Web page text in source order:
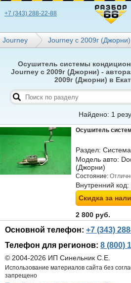
+7 (343) 288-22-88
Journey Journey с 2009г (Джорни)
Осушитель системы
Journey с 2009г (Джорни) -
2009г (Джорни) в
Найдено: 1
Осушитель
Раздел:
Модель авто:
(Джорни)
Состояние:
Внутренний код:
Скидка за
2 800 руб.
Основной телефон: +7 (343)
Телефон для регионов: 8 (800)
© 2004-2026 ИП Синельник С.Е.
Использование материалов сайта без
запрещено